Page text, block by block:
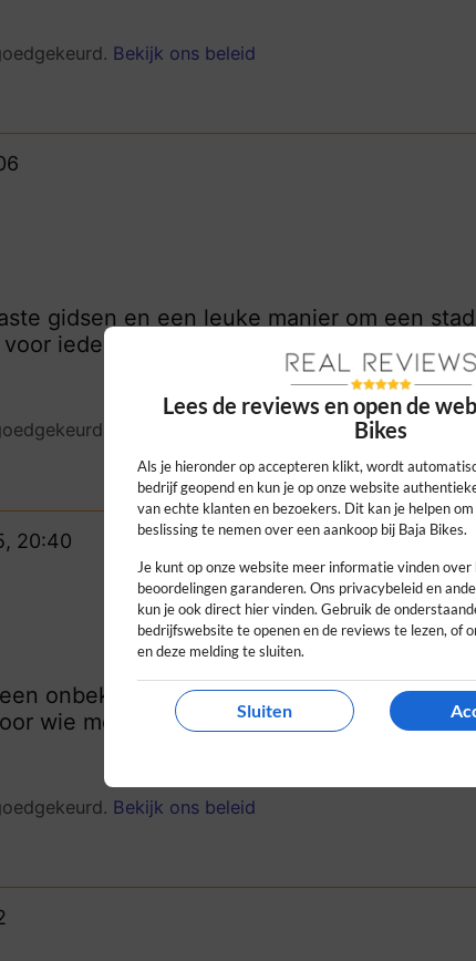
Bekijk ons beleid
gidsen en een leuke manier om een
iedere reiziger.
20:40
onbekende stad, enthousiaste gids en
wie meer wil zien!
Bekijk ons beleid
Lees de reviews en open de
Bikes
Als je hieronder op accepteren klikt, wordt
bedrijf geopend en kun je op onze website
van echte klanten en bezoekers. Dit kan je helpen
beslissing te nemen over een aankoop bij Baja Bikes.
Je kunt op onze website meer informatie vinden
beoordelingen garanderen. Ons privacybeleid en
kun je ook direct hier vinden. Gebruik de
bedrijfswebsite te openen en de reviews te lezen, of
en deze melding te sluiten.
Sluiten